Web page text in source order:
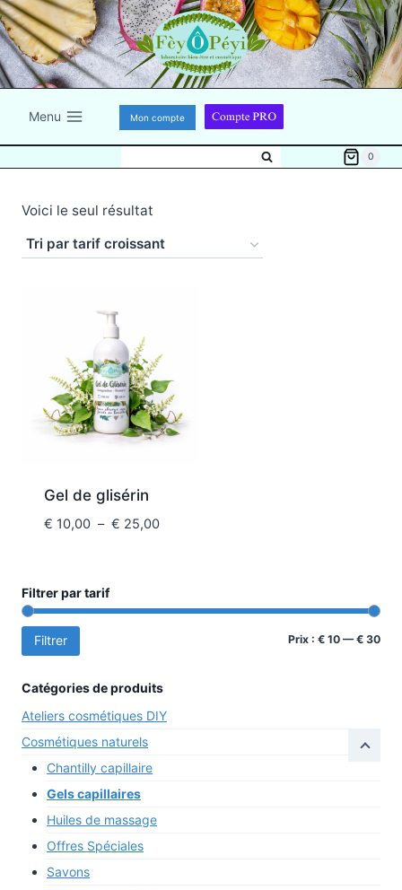
Aller
au
contenu
Menu Mon compte
0
Voici le seul résultat
Gel de glisérin
€ 10,00 – € 25,00Plage
à
Filtrer par tarif
Prix
Prix
Filtrer Prix : € 10 —€ 30
Catégories de produits
Ateliers cosmétiques DIY
Cosmétiques naturels
Chantilly capillaire
Gels capillaires
Huiles de massage
Offres Spéciales
Savons